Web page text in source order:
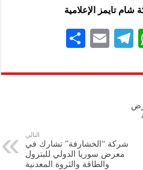
شام تايمز الإعلامية
W
at
A
p
Te
gr
E
ai
ar
التالي
شركة “الخشارفة” تشارك في
معرض سوريا الدولي للبترول
والطاقة والثروة المعدنية